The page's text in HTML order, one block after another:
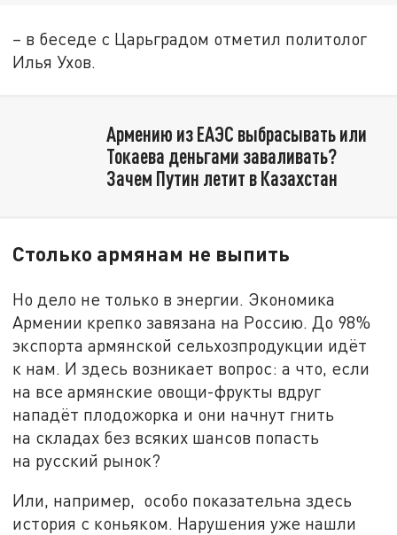
– в беседе с Царьградом отметил политолог
Илья Ухов.
Армению из ЕАЭС выбрасывать или
Токаева деньгами заваливать?
Зачем Путин летит в Казахстан
Столько армянам не выпить
Но дело не только в энергии. Экономика
Армении крепко завязана на Россию. До 98%
экспорта армянской сельхозпродукции идёт
к нам. И здесь возникает вопрос: а что, если
на все армянские овощи-фрукты вдруг
нападёт плодожорка и они начнут гнить
на складах без всяких шансов попасть
на русский рынок?
Или, например, особо показательна здесь
история с коньяком. Нарушения уже нашли